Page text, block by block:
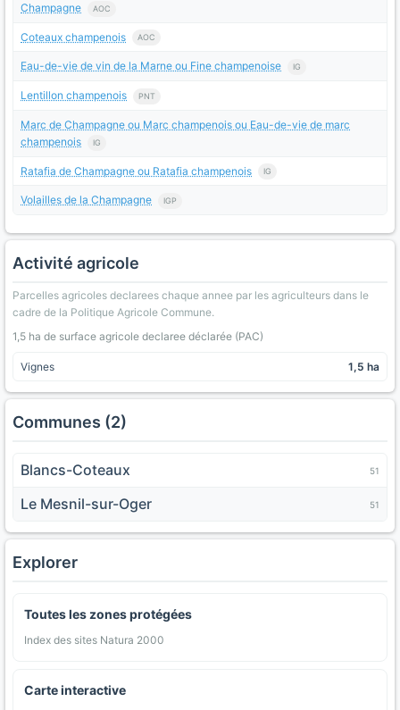
Champagne AOC
Coteaux champenois AOC
Eau-de-vie de vin de la Marne ou Fine champenoise IG
Lentillon champenois PNT
Marc de Champagne ou Marc champenois ou Eau-de-vie de marc
champenois
IG
Ratafia de Champagne ou Ratafia champenois IG
Volailles de la Champagne IGP
Activité agricole
Parcelles agricoles declarees chaque annee par les agriculteurs dans le
cadre de la Politique Agricole Commune.
1,5 ha de surface agricole declaree déclarée (PAC)
Vignes 1,5 ha
Communes (2)
Blancs-Coteaux 51
Le Mesnil-sur-Oger 51
Explorer
Toutes les zones protégées
Index des sites Natura 2000
Carte interactive